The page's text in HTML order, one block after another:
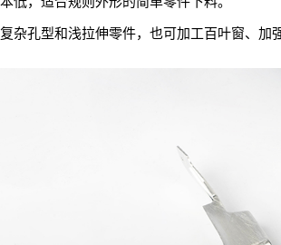
杂孔型和浅拉伸零件，也可加工百叶窗、加